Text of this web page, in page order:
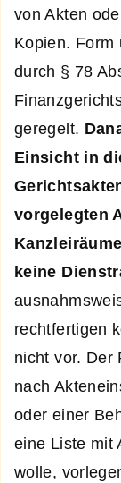
von Akten
Kopien. Form
durch § 78
geregelt.
Einsicht in
vorgelegten
keine
rechtfertigen
nicht vor. Der
nach
oder einer
eine Liste mit
wolle,